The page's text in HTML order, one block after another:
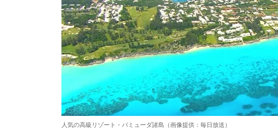
人気の高級リゾート・バミューダ諸島（画像提供：毎日放送）